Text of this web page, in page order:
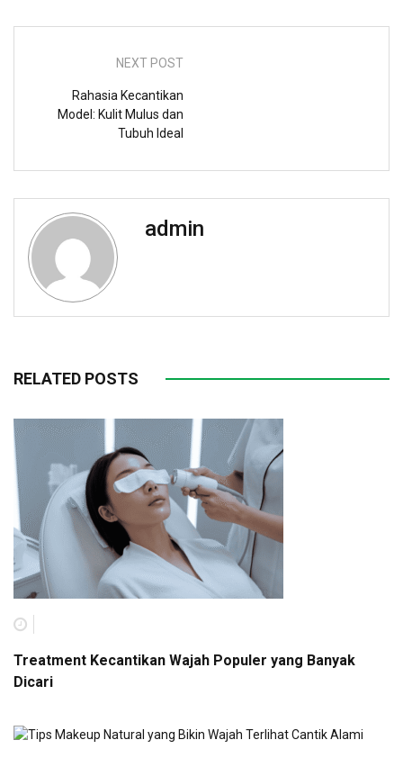
NEXT POST
Rahasia Kecantikan
Model: Kulit Mulus dan
Tubuh Ideal
admin
RELATED POSTS
Treatment Kecantikan Wajah Populer yang Banyak
Dicari